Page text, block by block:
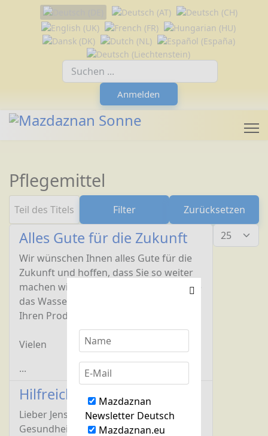
Mazdaznan
Newsletter Deutsch
Mazdaznan.eu
Sprache auswählen
Anmelden
Pflegemittel
Teil des Titels eingeben
Filter
Zurücksetzen
Anzeige #
Alles Gute für die Zukunft
Wir wünschen Ihnen alles Gute für die
Zukunft und hoffen, dass Sie so weiter
machen wie bisher. Wir lesen sehr gerne
das Wassermann-Heft und sind von
Ihren Produkten begeistert.
Vielen
...
Hilfreiche Gesundheitstipps
Lieber Jens Trautwein, eure
Gesundheitsratschläge sind sehr